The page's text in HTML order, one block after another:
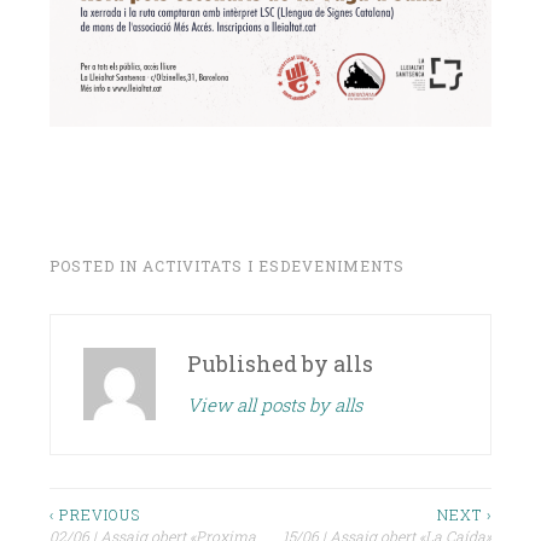
POSTED IN ACTIVITATS I ESDEVENIMENTS
Published by alls
View all posts by alls
Navegació
‹ PREVIOUS
02/06 | Assaig obert «Proxima
NEXT ›
15/06 | Assaig obert «La Caída»